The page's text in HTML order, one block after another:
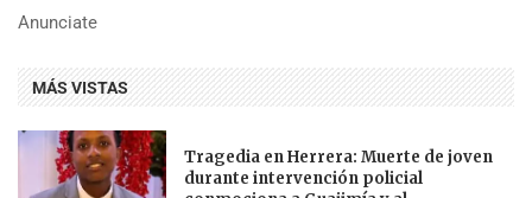
Anunciate
MÁS VISTAS
Tragedia en Herrera: Muerte de joven
durante intervención policial